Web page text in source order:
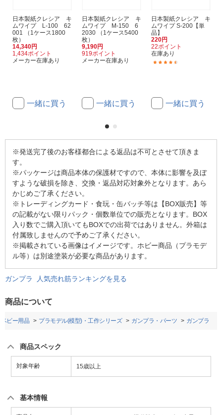
日本製紙クレシア キ
ムワイプ L-100 62
001 （1ケース1800
枚）
14,340円
1,434ポイント
メーカー在庫あり
一緒に買う
日本製紙クレシア キ
ムワイプ M-150 6
2030 （1ケース5400
枚）
9,190円
919ポイント
メーカー在庫あり
一緒に買う
日本製紙クレシア キ
ムワイプ S-200【単
品】
220円
22ポイント
在庫あり
一緒に買う
※発送完了後のお客様都合による返品は不可とさせて頂きま
す。
※パッケージは商品本体の保護材ですので、本体に影響を及ぼ
すような破損を除き、交換・返品対応対象外となります。あら
かじめご了承ください。
※トレーディングカード・食玩・缶バッチ等は【BOX販売】等
の記載がない限りパック・個数単位での販売となります。BOX
入り数でご購入頂いてもBOXでの出荷ではありません。外箱は
付属致しませんので予めご了承ください。
※掲載されている画像はイメージです。ホビー商品（プラモデ
ル等）は別途塗装が必要な商品があります。
ガンプラ 人気売れ筋ランキングを見る
商品について
ビー用品 プラモデル(模型)・工作シリーズ ガンプラ・パーツ ガンプラ
商品スペック
対象年齢 15歳以上
基本情報